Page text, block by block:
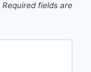
Required fields are